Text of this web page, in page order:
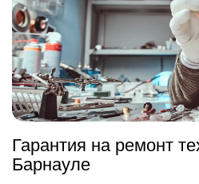
Гарантия на ремонт
Барнауле